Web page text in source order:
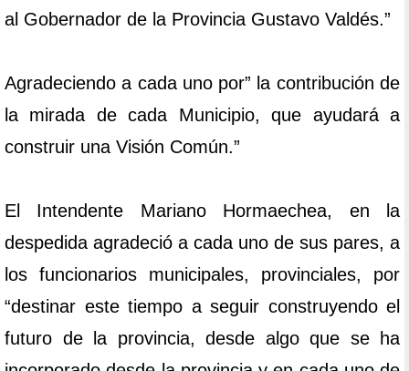
al Gobernador de la Provincia Gustavo Valdés.”
Agradeciendo a cada uno por” la contribución de
la mirada de cada Municipio, que ayudará a
construir una Visión Común.”
El Intendente Mariano Hormaechea, en la
despedida agradeció a cada uno de sus pares, a
los funcionarios municipales, provinciales, por
“destinar este tiempo a seguir construyendo el
futuro de la provincia, desde algo que se ha